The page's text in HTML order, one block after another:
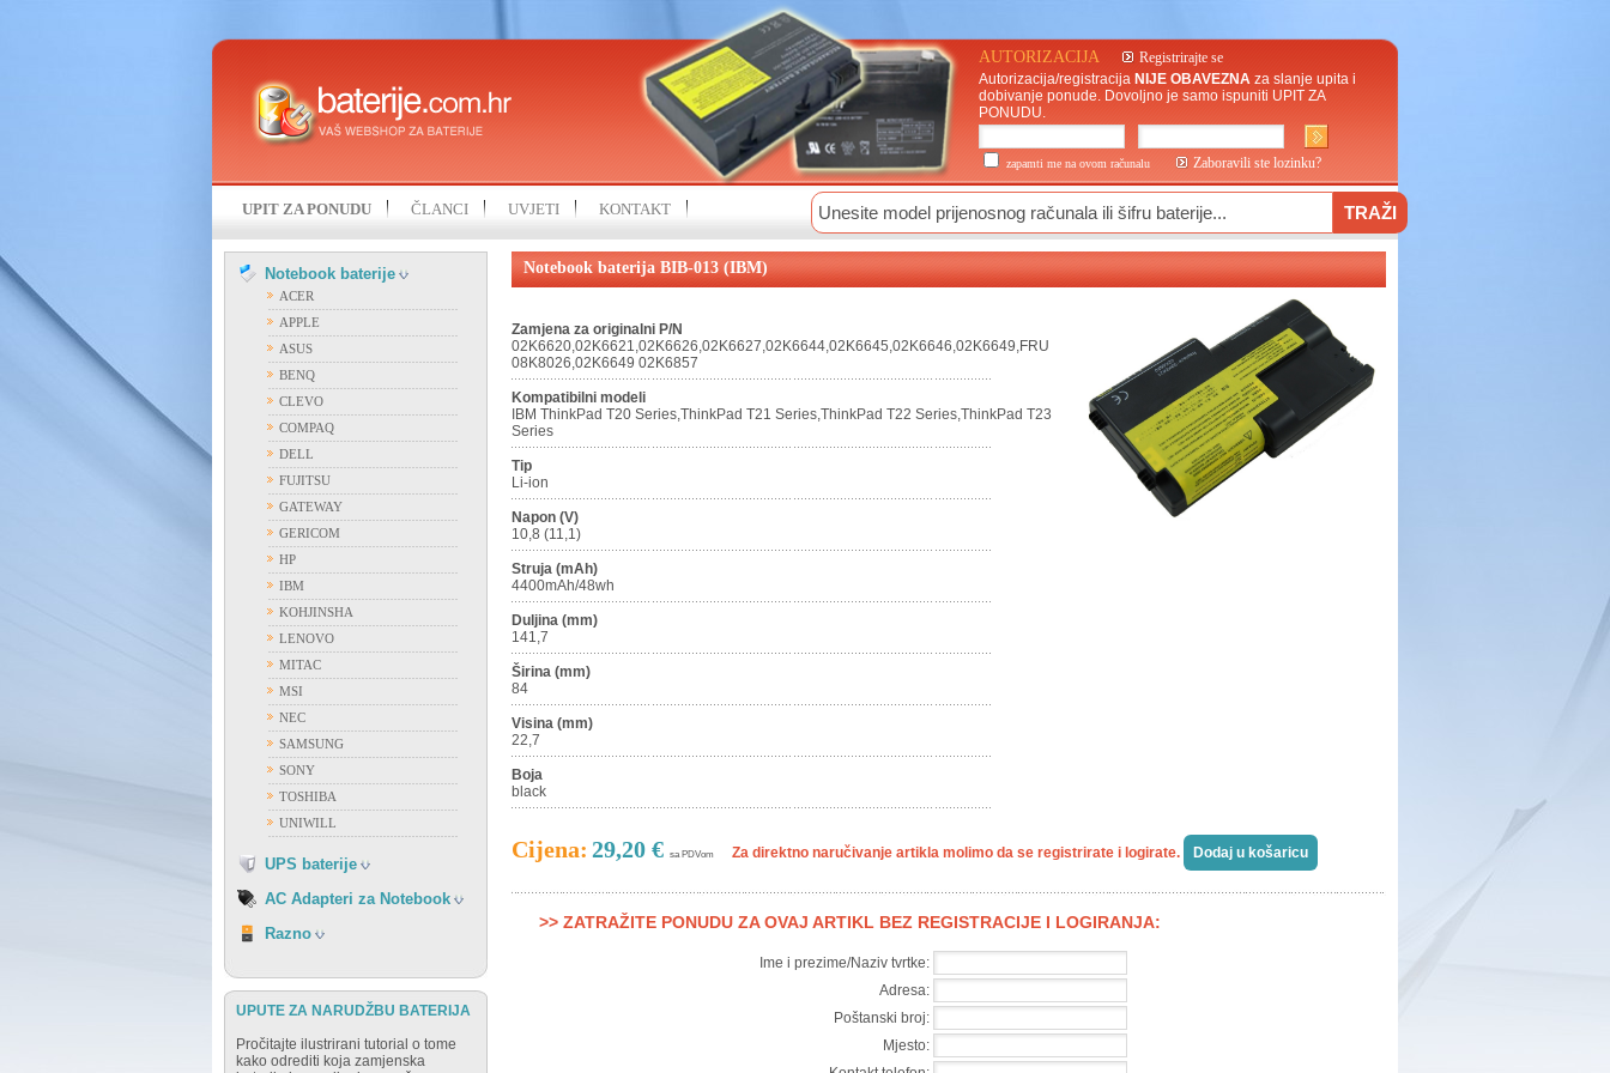
AUTORIZACIJA
Registrirajte se
Autorizacija/registracija NIJE OBAVEZNA za slanje upita i
dobivanje ponude. Dovoljno je samo ispuniti UPIT ZA
PONUDU.
zapamti me na ovom računalu Zaboravili ste lozinku?
UPIT ZA PONUDU ČLANCI UVJETI KONTAKT
Notebook baterije
ACER
APPLE
ASUS
BENQ
CLEVO
COMPAQ
DELL
FUJITSU
GATEWAY
GERICOM
HP
IBM
KOHJINSHA
LENOVO
MITAC
MSI
NEC
SAMSUNG
SONY
TOSHIBA
UNIWILL
UPS baterije
FIAMM
FIRST POWER
OSTALI PROIZVOĐAČI
VISION
AC Adapteri za Notebook
ACER
APPLE
ASUS
DELL
FUJITSU
GATEWAY
HP
IBM
LENOVO
NEC
SAMSUNG
SONY
TOSHIBA
Razno
UPUTE ZA NARUDŽBU BATERIJA
Pročitajte ilustrirani tutorial o tome
kako odrediti koja zamjenska
Notebook baterija BIB-013 (IBM)
Zamjena za originalni P/N
02K6620,02K6621,02K6626,02K6627,02K6644,02K6645,02K6646,02K6649,FRU
08K8026,02K6649 02K6857
Kompatibilni modeli
IBM ThinkPad T20 Series,ThinkPad T21 Series,ThinkPad T22 Series,ThinkPad T23
Series
Tip
Li-ion
Napon (V)
10,8 (11,1)
Struja (mAh)
4400mAh/48wh
Duljina (mm)
141,7
Širina (mm)
84
Visina (mm)
22,7
Boja
black
Cijena: 29,20 € sa PDVom Za direktno naručivanje artikla molimo da se registrirate i logirate.
>> ZATRAŽITE PONUDU ZA OVAJ ARTIKL BEZ REGISTRACIJE I LOGIRANJA:
Ime i prezime/Naziv tvrtke:
Adresa:
Poštanski broj:
Mjesto: